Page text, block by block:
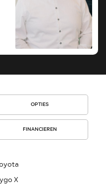
OPTIES
FINANCIEREN
X